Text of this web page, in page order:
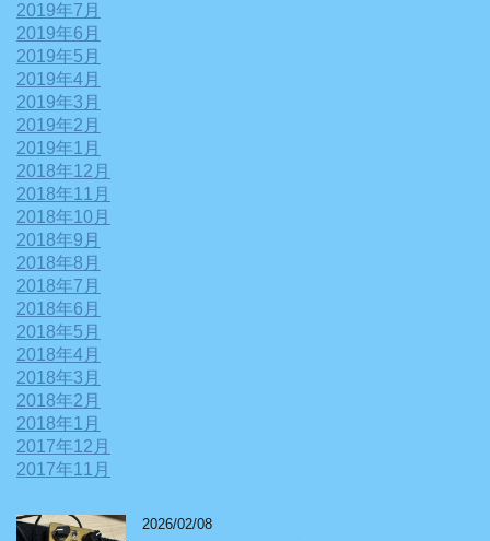
2019年7月
2019年6月
2019年5月
2019年4月
2019年3月
2019年2月
2019年1月
2018年12月
2018年11月
2018年10月
2018年9月
2018年8月
2018年7月
2018年6月
2018年5月
2018年4月
2018年3月
2018年2月
2018年1月
2017年12月
2017年11月
2026/02/08